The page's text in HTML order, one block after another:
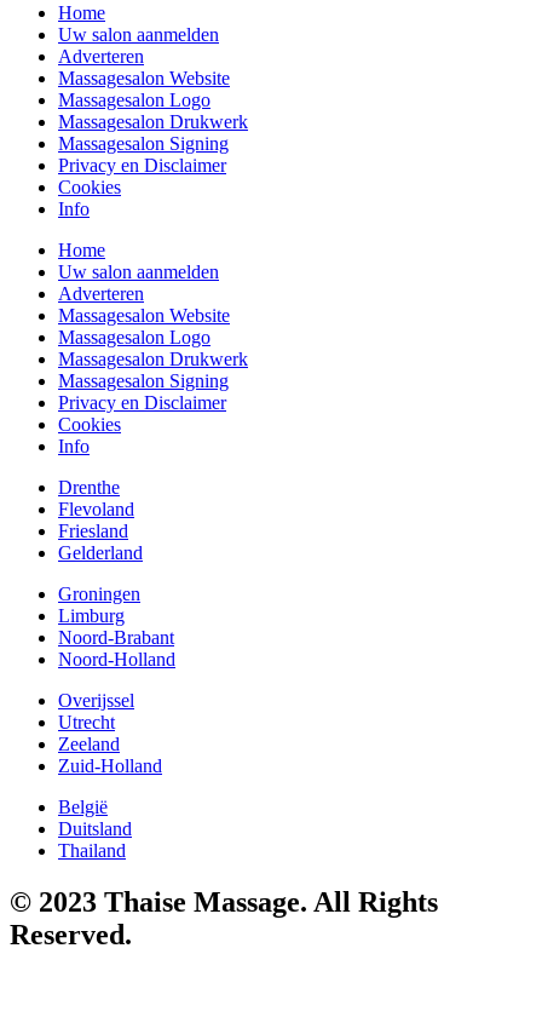
Home
Uw salon aanmelden
Adverteren
Massagesalon Website
Massagesalon Logo
Massagesalon Drukwerk
Massagesalon Signing
Privacy en Disclaimer
Cookies
Info
Home
Uw salon aanmelden
Adverteren
Massagesalon Website
Massagesalon Logo
Massagesalon Drukwerk
Massagesalon Signing
Privacy en Disclaimer
Cookies
Info
Drenthe
Flevoland
Friesland
Gelderland
Groningen
Limburg
Noord-Brabant
Noord-Holland
Overijssel
Utrecht
Zeeland
Zuid-Holland
België
Duitsland
Thailand
© 2023 Thaise Massage. All Rights
Reserved.